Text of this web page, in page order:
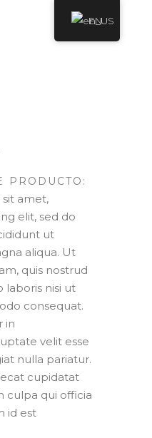
PRODUCTO:
amet,
elit, sed do
ut
aliqua. Ut
quis nostrud
laboris nisi ut
consequat.
in
velit esse
nulla pariatur.
cupidatat
culpa qui officia
id est
EN